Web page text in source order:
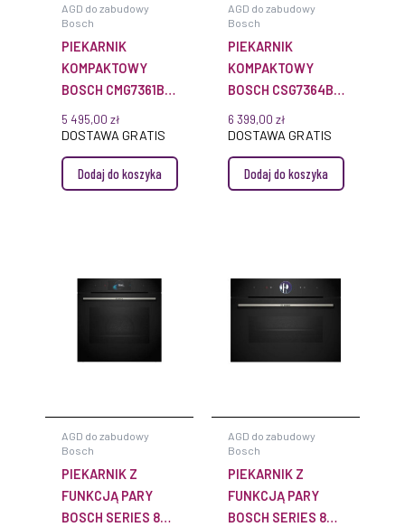
AGD do zabudowy
Bosch
PIEKARNIK
KOMPAKTOWY
BOSCH CMG7361B1
SERIE 8 DO
ZABUDOWY
5 495,00 zł
DOSTAWA GRATIS
Dodaj do koszyka
AGD do zabudowy
Bosch
PIEKARNIK
KOMPAKTOWY
BOSCH CSG7364B1
SERIE 8 DO
ZABUDOWY
6 399,00 zł
DOSTAWA GRATIS
Dodaj do koszyka
AGD do zabudowy
Bosch
PIEKARNIK Z
FUNKCJĄ PARY
BOSCH SERIES 8
AGD do zabudowy
Bosch
PIEKARNIK Z
FUNKCJĄ PARY
BOSCH SERIES 8